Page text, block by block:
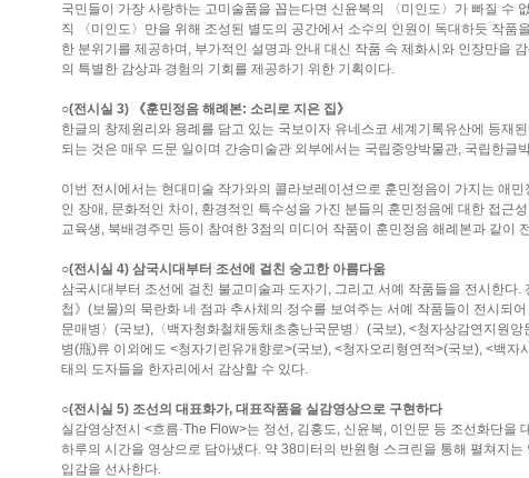
국민들이 가장 사랑하는 고미술품을 꼽는다면 신윤복의 〈미인도〉가 빠질 수
직 〈미인도〉만을 위해 조성된 별도의 공간에서 소수의 인원이 독대하듯 작품
한 분위기를 제공하며, 부가적인 설명과 안내 대신 작품 속 제화시와 인장만을
의 특별한 감상과 경험의 기회를 제공하기 위한 기획이다.
○(전시실 3) 《훈민정음 해례본: 소리로 지은 집》
한글의 창제원리와 용례를 담고 있는 국보이자 유네스코 세계기록유산에 등재
되는 것은 매우 드문 일이며 간송미술관 외부에서는 국립중앙박물관, 국립한글
이번 전시에서는 현대미술 작가와의 콜라보레이션으로 훈민정음이 가지는 애
인 장애, 문화적인 차이, 환경적인 특수성을 가진 분들의 훈민정음에 대한 접근
교육생, 북배경주민 등이 참여한 3점의 미디어 작품이 훈민정음 해례본과 같이
○(전시실 4) 삼국시대부터 조선에 걸친 숭고한 아름다움
삼국시대부터 조선에 걸친 불교미술과 도자기, 그리고 서예 작품들을 전시한
첩》(보물)의 묵란화 네 점과 추사체의 정수를 보여주는 서예 작품들이 전시되
문매병〉(국보),〈백자청화철채동채초충난국문병〉(국보), <청자상감연지원
병(甁)류 이외에도 <청자기린유개향로>(국보), <청자오리형연적>(국보), <백
태의 도자들을 한자리에서 감상할 수 있다.
○(전시실 5) 조선의 대표화가, 대표작품을 실감영상으로 구현하다
실감영상전시 <흐름·The Flow>는 정선, 김홍도, 신윤복, 이인문 등 조선화단
하루의 시간을 영상으로 담아냈다. 약 38미터의 반원형 스크린을 통해 펼쳐지
입감을 선사한다.